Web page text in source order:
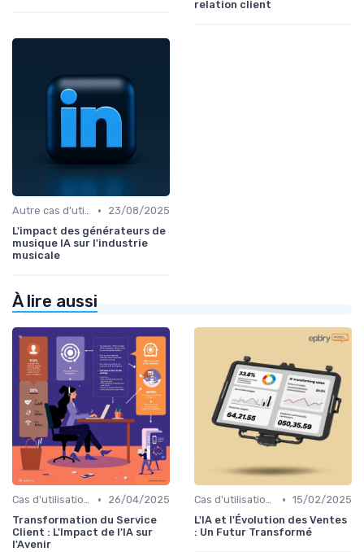
relation client
Autre cas d'utilisation •
23/08/2025
L'impact des générateurs de
musique IA sur l'industrie
musicale
À lire aussi
Cas d'utilisation IA relation client •
26/04/2025
Transformation du Service
Client : L'Impact de l'IA sur
l'Avenir
Cas d'utilisation IA Vente • 15/02/2025
L'IA et l'Évolution des Ventes
: Un Futur Transformé